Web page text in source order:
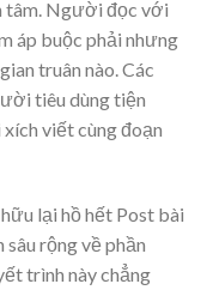
tâm. Người đọc với
áp buộc phải nhưng
truân nào. Các
tiêu dùng tiện
viết cùng đoạn
lại hồ hết Post bài
rộng về phần
trình này chẳng